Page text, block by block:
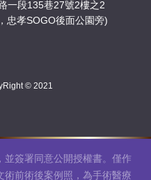
一段135巷27號2樓之2
忠孝SOGO後面公園旁)
© 2021
並簽署同意公開授權書。僅作
前術後案例照，為手術醫療